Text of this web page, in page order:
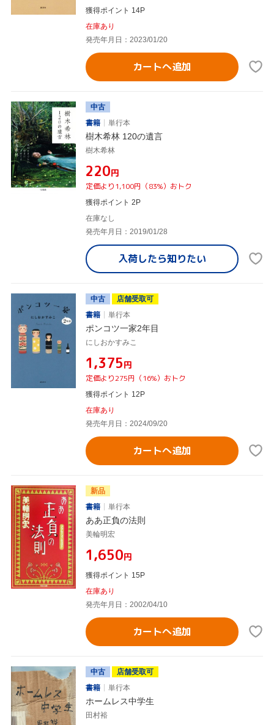
獲得ポイント 14P
在庫あり
発売年月日：2023/01/20
カートへ追加
中古
書籍
単行本
樹木希林 120の遺言
樹木希林
¥220円
定価より1,100円（83%）おトク
獲得ポイント 2P
在庫なし
発売年月日：2019/01/28
入荷したら知りたい
中古
店舗受取可
書籍
単行本
ポンコツ一家2年目
にしおかすみこ
¥1,375円
定価より275円（16%）おトク
獲得ポイント 12P
在庫あり
発売年月日：2024/09/20
カートへ追加
新品
書籍
単行本
ああ正負の法則
美輪明宏
¥1,650円
獲得ポイント 15P
在庫あり
発売年月日：2002/04/10
カートへ追加
中古
店舗受取可
書籍
単行本
ホームレス中学生
田村裕